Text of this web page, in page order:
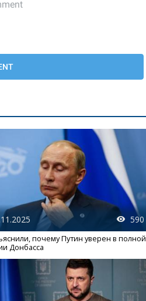
590
почему Путин уверен в полной
Донбасса